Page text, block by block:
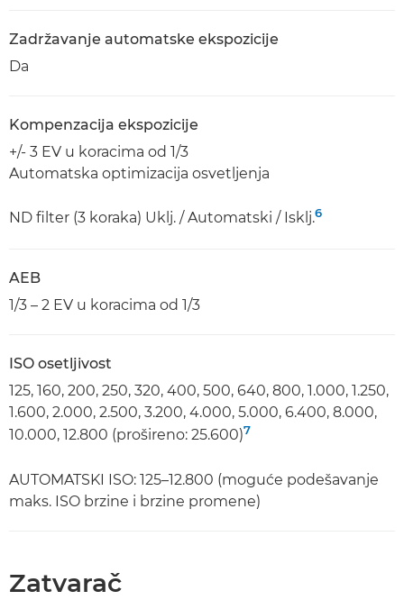
Zadržavanje automatske ekspozicije
Da
Kompenzacija ekspozicije
+/- 3 EV u koracima od 1/3
Automatska optimizacija osvetljenja
ND filter (3 koraka) Uklj. / Automatski / Isklj.6
AEB
1/3 – 2 EV u koracima od 1/3
ISO osetljivost
125, 160, 200, 250, 320, 400, 500, 640, 800, 1.000, 1.250,
1.600, 2.000, 2.500, 3.200, 4.000, 5.000, 6.400, 8.000,
10.000, 12.800 (prošireno: 25.600)7
AUTOMATSKI ISO: 125–12.800 (moguće podešavanje
maks. ISO brzine i brzine promene)
Zatvarač